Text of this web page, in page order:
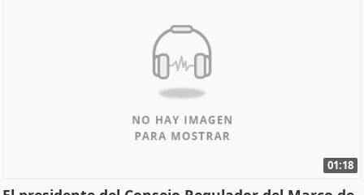
01:18